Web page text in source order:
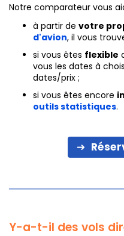
Notre comparateur vous
à partir de votre
d'avion, il vous
si vous êtes flexible
vous les dates à
dates/prix ;
si vous êtes encore
outils statistiques.
Y-a-t-il des vols